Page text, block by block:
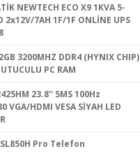
NEWTECH ECO X9 1KVA 5-
2x12V/7AH 1F/1F ONLİNE UPS
3200MHZ DDR4 (HYNIX CHIP)
PC RAM
23.8'' 5MS 100Hz
VGA/HDMI VESA SİYAH LED
Pro Telefon